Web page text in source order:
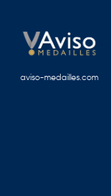
aviso-medailles.com